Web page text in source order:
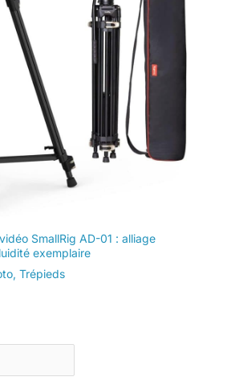
SmallRig AD-01 : alliage
exemplaire
, Trépieds